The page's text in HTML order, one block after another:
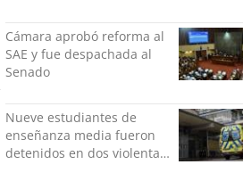
indolente"
Cámara aprobó reforma al
SAE y fue despachada al
Senado
Nueve estudiantes de
enseñanza media fueron
detenidos en dos violentas